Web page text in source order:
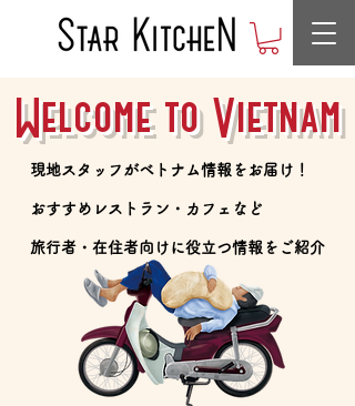
Welcome to Vietnam
​現地スタッフがベトナム情報をお届け！
​おすすめレストラン・カフェなど
​旅行者・在住者向けに役立つ情報をご紹介